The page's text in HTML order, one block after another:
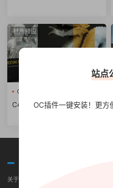
材质预设
C4D
C4D FOR VRAY材质预设 Re
关于我们
站点
OC插件一键安装！更方